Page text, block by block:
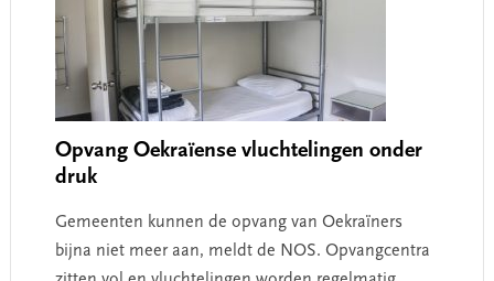
Opvang Oekraïense vluchtelingen onder
druk
Gemeenten kunnen de opvang van Oekraïners
bijna niet meer aan, meldt de NOS. Opvangcentra